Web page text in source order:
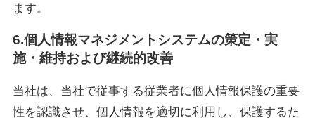
ます。
6.個人情報マネジメントシステムの策定・実
施・維持および継続的改善
当社は、当社で従事する従業者に個人情報保護の重要
性を認識させ、個人情報を適切に利用し、保護するた